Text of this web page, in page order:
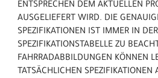
ENTSPRECHEN DEM AKTUELLEN
AUSGELIEFERT WIRD. DIE
SPEZIFIKATIONEN IST IMMER IN DER
SPEZIFIKATIONSTABELLE ZU
FAHRRADABBILDUNGEN KÖNNEN
TATSÄCHLICHEN SPEZIFIKATIONEN